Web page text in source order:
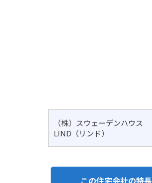
（株）スウェーデンハウス
LIND（リンド）
この住宅会社の特長